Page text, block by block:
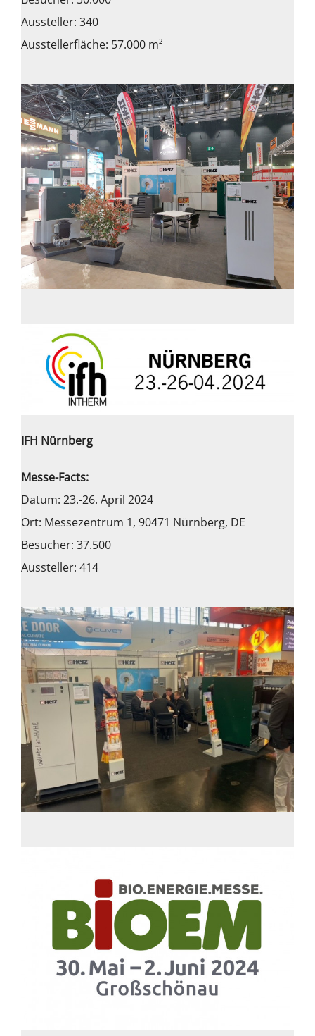
Aussteller: 340
Ausstellerfläche: 57.000 m²
IFH Nürnberg
Messe-Facts:
Datum: 23.-26. April 2024
Ort: Messezentrum 1, 90471 Nürnberg, DE
Besucher: 37.500
Aussteller: 414